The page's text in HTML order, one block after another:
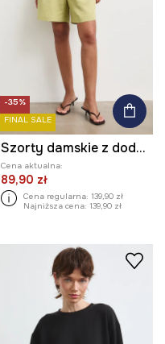
-35%
FINAL SALE
Szorty damskie z dodatkiem lnu gładkie
Cena aktualna:
89,90 zł
Cena regularna: 139,90 zł
Najniższa cena: 139,90 zł